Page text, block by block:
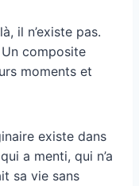
il n’existe pas.
composite
moments et
existe dans
a menti, qui n’a
sa vie sans